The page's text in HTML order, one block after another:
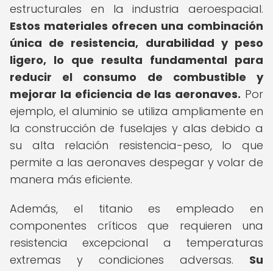
estructurales en la industria aeroespacial.
Estos materiales ofrecen una combinación
única de resistencia, durabilidad y peso
ligero, lo que resulta fundamental para
reducir el consumo de combustible y
mejorar la eficiencia de las aeronaves. Por
ejemplo, el aluminio se utiliza ampliamente en
la construcción de fuselajes y alas debido a
su alta relación resistencia-peso, lo que
permite a las aeronaves despegar y volar de
manera más eficiente.
Además, el titanio es empleado en
componentes críticos que requieren una
resistencia excepcional a temperaturas
extremas y condiciones adversas. Su